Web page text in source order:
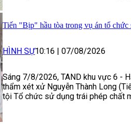
Tiến "Bịp" hầu tòa trong vụ án tổ chức
HÌNH SỰ10:16 | 07/08/2026
Sáng 7/8/2026, TAND khu vực 6 -
thẩm xét xử Nguyễn Thành Long
tội Tổ chức sử dụng trái phép chất